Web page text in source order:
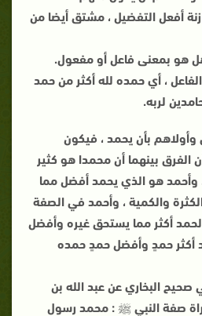
أفعل التفضيل ، مشتق أيضا من
هو بمعنى فاعل أو مفعول.
، أي حمده لله أكثر من حمد
لربه.
بأن يحمد ، فيكون
الفرق بينهما أن محمدا هو كثير
وأحمد هو الذي يحمد أفضل مما
والكمية ، وأحمد في الصفة
أكثر مما يستحق غيره وأفضل
أكثر حمدٍ وأفضل حمدٍ حمده
البخاري عن عبد الله بن
صفة النبي ﷺ : محمد رسول